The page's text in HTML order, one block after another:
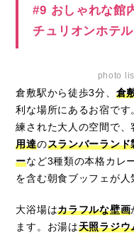
#9 おしゃれな館
チュリオンホテ
photo
倉敷駅から徒歩3分、 倉
利な場所にあるお宿で
練された大人の空間で
用達のスランバーランド
ーなど3種類の本格カレ
を含む朝食ブッフェが人
大浴場はカラフルな壁画
ます。お湯は天照ラジウ